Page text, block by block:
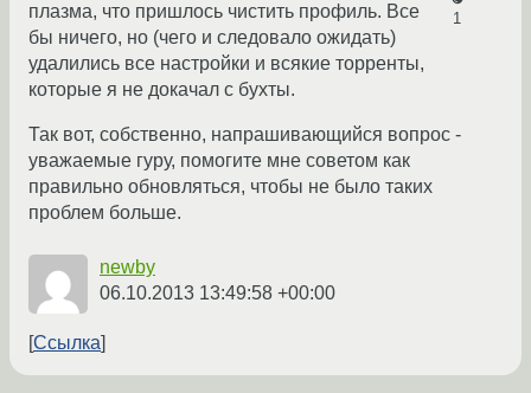
1
плазма, что пришлось чистить профиль. Все
бы ничего, но (чего и следовало ожидать)
удалились все настройки и всякие торренты,
которые я не докачал с бухты.
Так вот, собственно, напрашивающийся вопрос -
уважаемые гуру, помогите мне советом как
правильно обновляться, чтобы не было таких
проблем больше.
newby
06.10.2013 13:49:58 +00:00
Ссылка